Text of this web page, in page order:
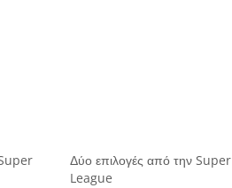
Δύο επιλογές από την Super
League